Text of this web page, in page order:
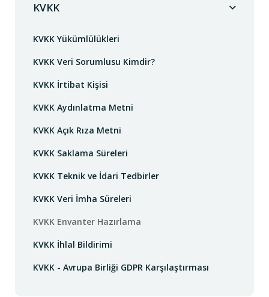
KVKK
KVKK Yükümlülükleri
KVKK Veri Sorumlusu Kimdir?
KVKK İrtibat Kişisi
KVKK Aydınlatma Metni
KVKK Açık Rıza Metni
KVKK Saklama Süreleri
KVKK Teknik ve İdari Tedbirler
KVKK Veri İmha Süreleri
KVKK Envanter Hazırlama
KVKK İhlal Bildirimi
KVKK - Avrupa Birliği GDPR Karşılaştırması